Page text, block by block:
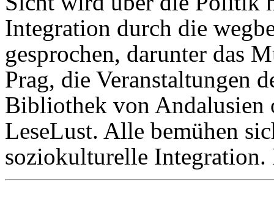
Integration durch die
gesprochen, darunter das
Prag, die Veranstaltungen
Bibliothek von Andalusien
LeseLust. Alle bemühen
soziokulturelle